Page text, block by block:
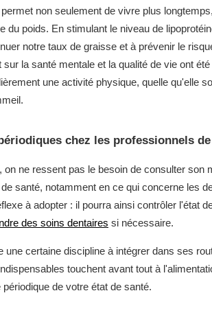
non seulement de vivre plus
du poids. En stimulant le niveau de
notre taux de graisse et à prévenir le
la santé mentale et la qualité de vie ont
une activité physique, quelle qu'elle
chez les professionnels
on ne ressent pas le besoin de consulter son
santé, notamment en ce qui concerne les
à adopter : il pourra ainsi contrôler l'état
des soins dentaires si nécessaire.
une certaine discipline à intégrer dans ses
touchent avant tout à
de votre état de santé.